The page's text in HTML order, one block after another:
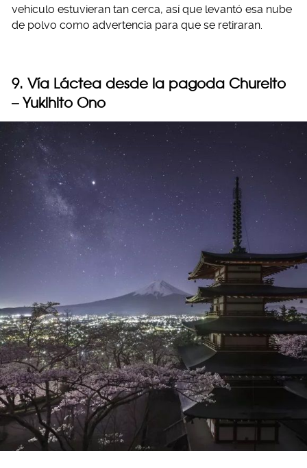
vehículo estuvieran tan cerca, así que levantó esa nube
de polvo como advertencia para que se retiraran.
9. Vía Láctea desde la pagoda Chureito
– Yukihito Ono